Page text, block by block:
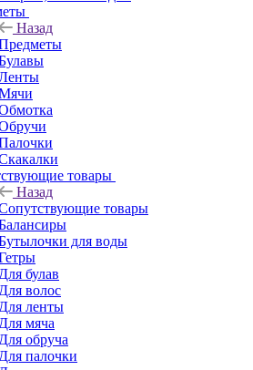
Назад
товары
Назад
товары
для воды
Для булав
Для волос
Для ленты
Для мяча
Для обруча
Для палочки